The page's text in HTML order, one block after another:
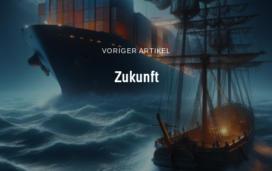
VORIGER ARTIKEL
Zukunft